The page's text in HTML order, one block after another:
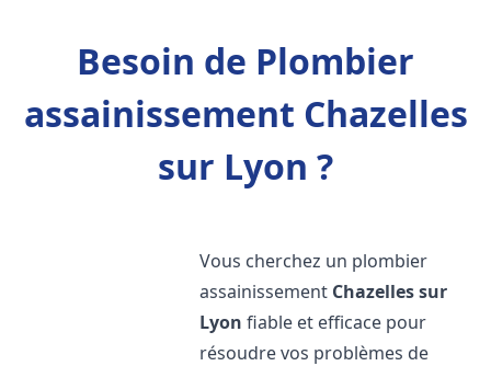
Besoin de Plombier
assainissement Chazelles
sur Lyon ?
Vous cherchez un plombier
assainissement Chazelles sur
Lyon fiable et efficace pour
résoudre vos problèmes de